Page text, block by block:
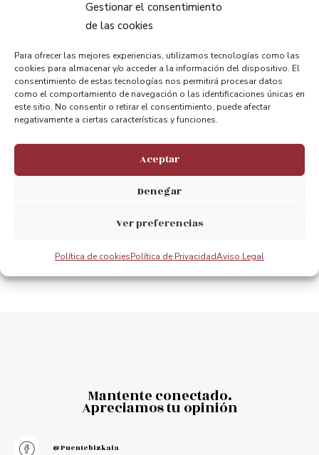
Gestionar el consentimiento
de las cookies
Para ofrecer las mejores experiencias, utilizamos tecnologías como las
cookies para almacenar y/o acceder a la información del dispositivo. El
consentimiento de estas tecnologías nos permitirá procesar datos
como el comportamiento de navegación o las identificaciones únicas en
este sitio. No consentir o retirar el consentimiento, puede afectar
negativamente a ciertas características y funciones.
Aceptar
Denegar
Ver preferencias
Política de cookiesPolítica de PrivacidadAviso Legal
Maria Uriarte, Directora Gerente del Puente Bizkaia El Lehendakari presidió el acto de clausura del 125 aniversario del Puente Colgante
Mantente conectado.
Apreciamos tu opinión
@puentebizkaia